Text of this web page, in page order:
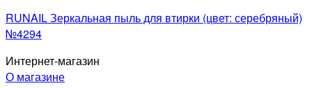
RUNAIL Зеркальная пыль для втирки (цвет: серебряный)
№4294
Интернет-магазин
О магазине